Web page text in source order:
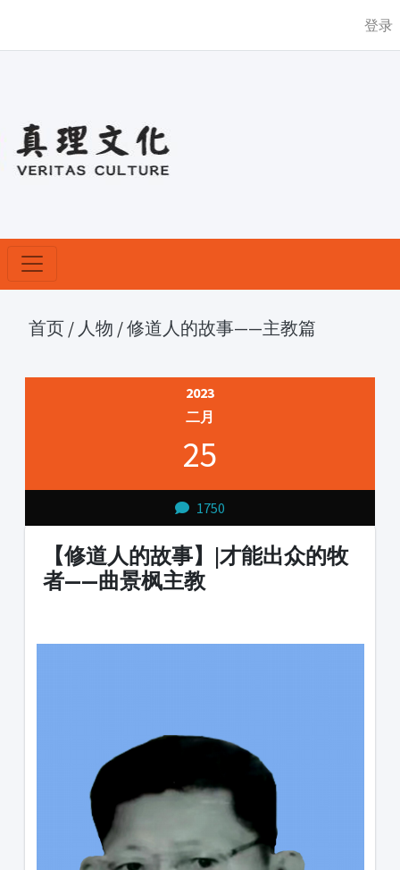
登录
首页 / 人物 /修道人的故事——主教篇
2023
二月
25
1750
【修道人的故事】|才能出众的牧
者——曲景枫主教